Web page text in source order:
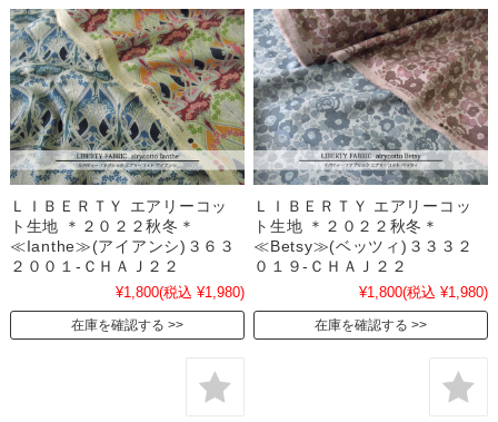
ＬＩＢＥＲＴＹ エアリーコッ
ト生地 ＊２０２２秋冬＊
≪Ianthe≫(アイアンシ)３６３
２００１-ＣＨＡＪ２２
¥1,800(税込 ¥1,980)
在庫を確認する
ＬＩＢＥＲＴＹ エアリーコッ
ト生地 ＊２０２２秋冬＊
≪Betsy≫(ベッツィ)３３３２
０１９-ＣＨＡＪ２２
¥1,800(税込 ¥1,980)
在庫を確認する